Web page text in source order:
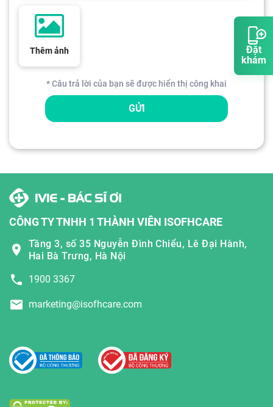
Đặt
khám
Thêm ảnh
* Câu trả lời của bạn sẽ được hiển thị công khai
GỬI
CÔNG TY TNHH 1 THÀNH VIÊN ISOFHCARE
Tầng 3, số 35 Nguyễn Đình Chiểu, Lê Đại Hành,
Hai Bà Trưng, Hà Nội
1900 3367
marketing@isofhcare.com